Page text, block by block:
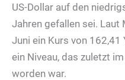
US-Dollar auf den
Jahren gefallen sei.
Juni ein Kurs von 162,41
ein Niveau, das zuletzt
worden war.